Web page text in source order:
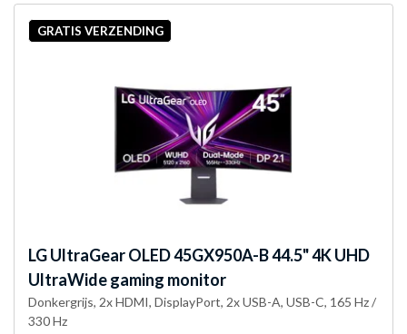
GRATIS VERZENDING
LGUltraGear OLED 45GX950A-B 44.5" 4K UHD
UltraWide gaming monitor
Donkergrijs, 2x HDMI, DisplayPort, 2x USB-A, USB-C, 165 Hz /
330 Hz